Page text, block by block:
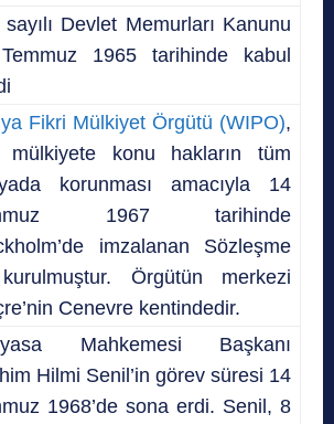
Devlet Memurları Kanunu
1965 tarihinde kabul
Fikri Mülkiyet Örgütü (WIPO),
mülkiyete konu hakların tüm
korunması amacıyla 14
1967 tarihinde
imzalanan Sözleşme
Örgütün merkezi
Cenevre kentindedir.
Mahkemesi Başkanı
Hilmi Senil’in görev süresi 14
1968’de sona erdi. Senil, 8